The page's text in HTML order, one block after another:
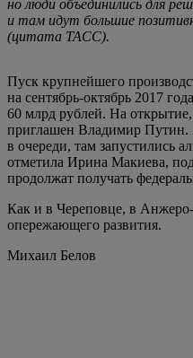
но люди объединились для
и там идут большие
(цитата ТАСС).
Пуск крупнейшего
на сентябрь-октябрь 2017
60 млрд рублей. На
приглашен Владимир
в очереди, там запустились
отметила Ирина Макиева,
продолжат получать
Как и в Череповце, в
опережающего развития.
Михаил Белов